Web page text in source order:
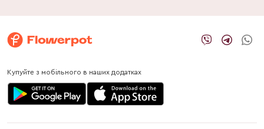
Купуйте з мобільного в наших додатках